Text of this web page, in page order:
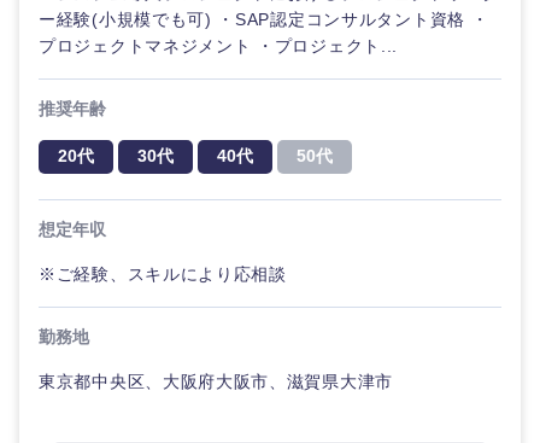
ー経験(小規模でも可) ・SAP認定コンサルタント資格 ・
プロジェクトマネジメント ・プロジェクト...
推奨年齢
20代 30代 40代 50代
想定年収
※ご経験、スキルにより応相談
勤務地
東京都中央区、大阪府大阪市、滋賀県大津市